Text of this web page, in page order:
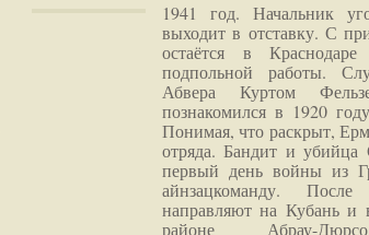
1941 год. Начальник
выходит в отставку. С
остаётся в
подпольной работы.
Абвера Куртом
познакомился в 1920
Понимая, что раскрыт,
отряда. Бандит и
первый день войны из
айнзацкоманду.
направляют на Кубань и
районе Абрау-